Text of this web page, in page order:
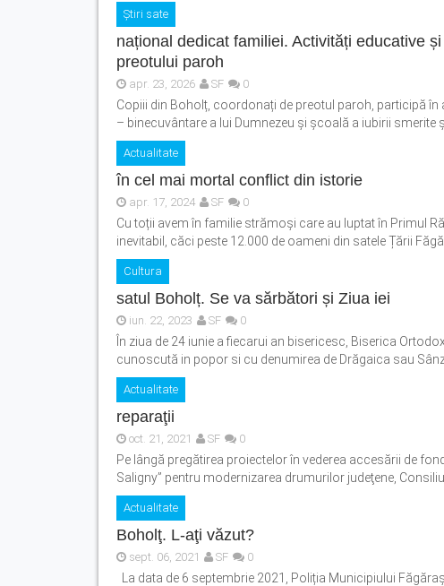
Știri sate
național dedicat familiei. Activități educative
preotului paroh
apr. 23, 2026 SF 0
Copiii din Boholț, coordonați de preotul paroh, participă
– binecuvântare a lui Dumnezeu și școală a iubirii smerite
Actualitate
în cel mai mortal conflict din istorie
apr. 17, 2024 SF 0
Cu toții avem în familie strămoși care au luptat în Primul
inevitabil, căci peste 12.000 de oameni din satele Țării
Cultura
satul Boholț. Se va sărbători și Ziua iei
iun. 22, 2023 SF 0
În ziua de 24 iunie a fiecarui an bisericesc, Biserica
cunoscută in popor si cu denumirea de Drăgaica sau
Actualitate
reparaţii
oct. 21, 2021 SF 0
Pe lângă pregătirea proiectelor în vederea accesării de
Saligny” pentru modernizarea drumurilor judeţene, Consiliul
Actualitate
Boholţ. L-aţi văzut?
sept. 06, 2021 SF 0
La data de 6 septembrie 2021, Poliția Municipiului